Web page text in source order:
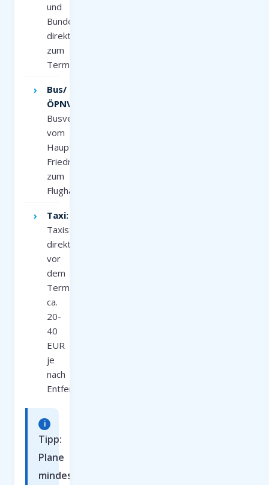
und
Bundesstraßen
direkt
zum
Terminal
Bus/
ÖPNV:
Busverbindungen
vom
Hauptbahnhof
Friedrichshafen
zum
Flughafen
Taxi:
Taxistand
direkt
vor
dem
Terminal,
ca.
20-
40
EUR
je
nach
Entfernung
Tipp:
Plane
mindestens